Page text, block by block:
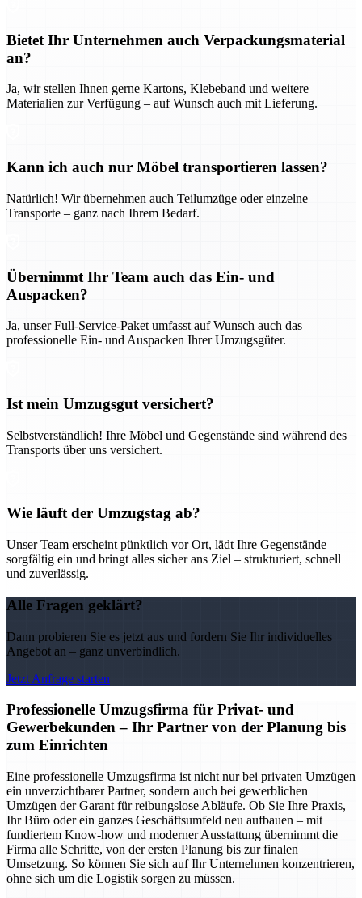
Bietet Ihr Unternehmen auch Verpackungsmaterial
an?
Ja, wir stellen Ihnen gerne Kartons, Klebeband und weitere
Materialien zur Verfügung – auf Wunsch auch mit Lieferung.
Kann ich auch nur Möbel transportieren lassen?
Natürlich! Wir übernehmen auch Teilumzüge oder einzelne
Transporte – ganz nach Ihrem Bedarf.
Übernimmt Ihr Team auch das Ein- und
Auspacken?
Ja, unser Full-Service-Paket umfasst auf Wunsch auch das
professionelle Ein- und Auspacken Ihrer Umzugsgüter.
Ist mein Umzugsgut versichert?
Selbstverständlich! Ihre Möbel und Gegenstände sind während des
Transports über uns versichert.
Wie läuft der Umzugstag ab?
Unser Team erscheint pünktlich vor Ort, lädt Ihre Gegenstände
sorgfältig ein und bringt alles sicher ans Ziel – strukturiert, schnell
und zuverlässig.
Alle Fragen geklärt?
Dann probieren Sie es jetzt aus und fordern Sie Ihr individuelles
Angebot an – ganz unverbindlich.
Jetzt Anfrage starten
Professionelle Umzugsfirma für Privat- und
Gewerbekunden – Ihr Partner von der Planung bis
zum Einrichten
Eine professionelle Umzugsfirma ist nicht nur bei privaten Umzügen
ein unverzichtbarer Partner, sondern auch bei gewerblichen
Umzügen der Garant für reibungslose Abläufe. Ob Sie Ihre Praxis,
Ihr Büro oder ein ganzes Geschäftsumfeld neu aufbauen – mit
fundiertem Know-how und moderner Ausstattung übernimmt die
Firma alle Schritte, von der ersten Planung bis zur finalen
Umsetzung. So können Sie sich auf Ihr Unternehmen konzentrieren,
ohne sich um die Logistik sorgen zu müssen.